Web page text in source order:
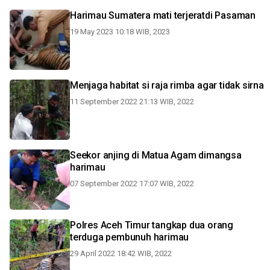
Harimau Sumatera mati terjeratdi Pasaman
19 May 2023 10:18 WIB, 2023
Menjaga habitat si raja rimba agar tidak sirna
11 September 2022 21:13 WIB, 2022
Seekor anjing di Matua Agam dimangsa
harimau
07 September 2022 17:07 WIB, 2022
Polres Aceh Timur tangkap dua orang
terduga pembunuh harimau
29 April 2022 18:42 WIB, 2022